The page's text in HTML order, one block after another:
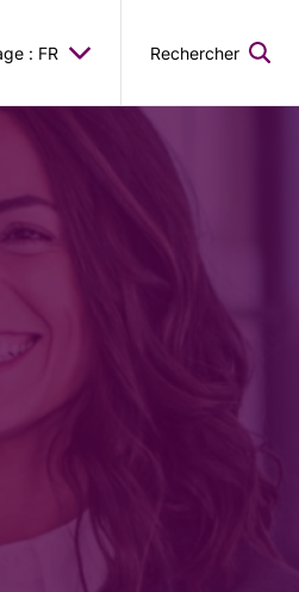
: FR Rechercher